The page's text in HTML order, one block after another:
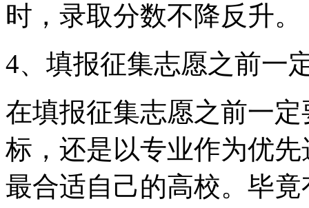
时，录取分数不降反升。
4、填报征集志愿之前一
在填报征集志愿之前一
标，还是以专业作为优
最合适自己的高校。毕